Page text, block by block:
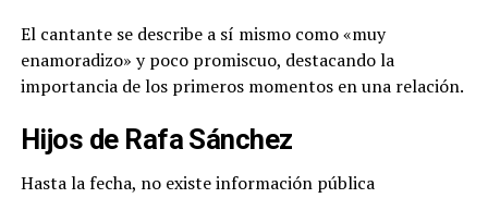
El cantante se describe a sí mismo como «muy
enamoradizo» y poco promiscuo, destacando la
importancia de los primeros momentos en una relación.
Hijos de Rafa Sánchez
Hasta la fecha, no existe información pública